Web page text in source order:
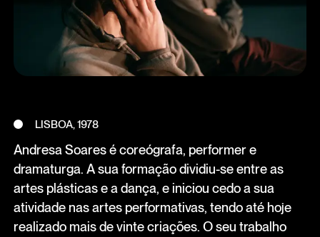
LISBOA, 1978
Andresa Soares é coreógrafa, performer e
dramaturga. A sua formação dividiu-se entre as
artes plásticas e a dança, e iniciou cedo a sua
atividade nas artes performativas, tendo até hoje
realizado mais de vinte criações. O seu trabalho